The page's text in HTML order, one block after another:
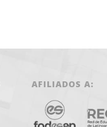
AFILIADOS A: